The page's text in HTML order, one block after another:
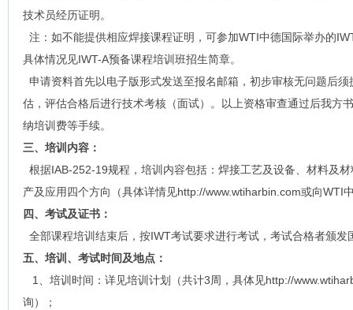
技术员经历证明。
注：如不能提供相应焊接课程证明，可参加WTI中德国际举办的
具体情况见IWT-A预备课程培训班招生简章。
申请资料首先以电子版形式发送至报名邮箱，初步审核无问题后
估，评估合格后进行技术考核（面试）。以上资格审查通过后我方
纳培训费等手续。
三、培训内容：
根据IAB-252-19规程，培训内容包括：焊接工艺及设备、材料及
产及应用四个方向（具体详情见http://www.wtiharbin.com或向WTI
四、考试及证书：
全部课程培训结束后，按IWT考试要求进行考试，考试合格者颁发
五、培训、考试时间及地点：
1、培训时间：详见培训计划（共计3周，具体见http://
询）；